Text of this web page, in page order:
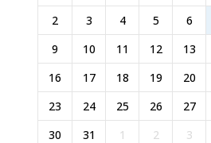
2
3 4 5 6
9
10 11 12 13
16
17 18 19 20
23
24 25 26 27
30
31 1 2 3